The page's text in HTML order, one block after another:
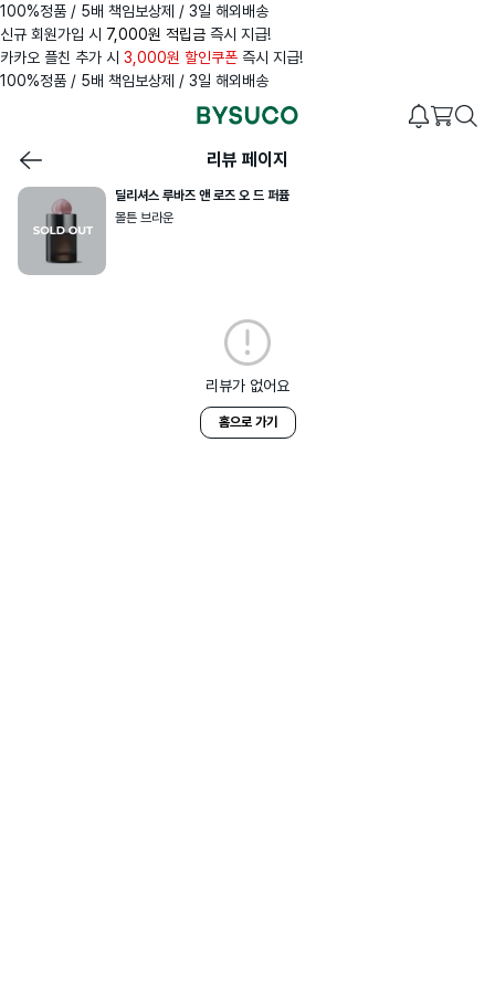
100%정품 / 5배 책임보상제 / 3일 해외배송
신규 회원가입 시 7,000원 적립금 즉시 지급!
카카오 플친 추가 시 3,000원 할인쿠폰 즉시 지급!
100%정품 / 5배 책임보상제 / 3일 해외배송
리뷰 페이지
딜리셔스 루바즈 앤 로즈 오 드 퍼퓸
몰튼 브라운
리뷰가 없어요
홈으로 가기